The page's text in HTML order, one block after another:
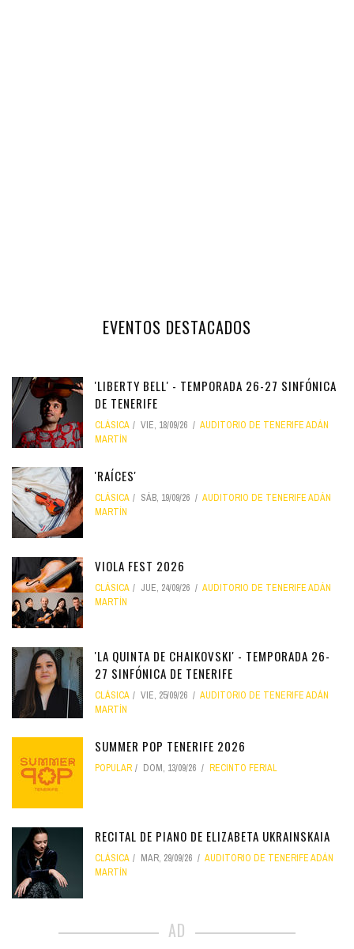
EVENTOS DESTACADOS
'LIBERTY BELL' - TEMPORADA 26-27 SINFÓNICA
DE TENERIFE
CLÁSICA VIE, 18/09/26
AUDITORIO DE TENERIFE ADÁN
MARTÍN
'RAÍCES'
CLÁSICA SÁB, 19/09/26
AUDITORIO DE TENERIFE ADÁN
MARTÍN
VIOLA FEST 2026
CLÁSICA JUE, 24/09/26
AUDITORIO DE TENERIFE ADÁN
MARTÍN
'LA QUINTA DE CHAIKOVSKI' - TEMPORADA 26-
27 SINFÓNICA DE TENERIFE
CLÁSICA VIE, 25/09/26
AUDITORIO DE TENERIFE ADÁN
MARTÍN
SUMMER POP TENERIFE 2026
POPULAR DOM, 13/09/26 RECINTO FERIAL
RECITAL DE PIANO DE ELIZABETA UKRAINSKAIA
CLÁSICA MAR, 29/09/26
AUDITORIO DE TENERIFE ADÁN
MARTÍN
AD